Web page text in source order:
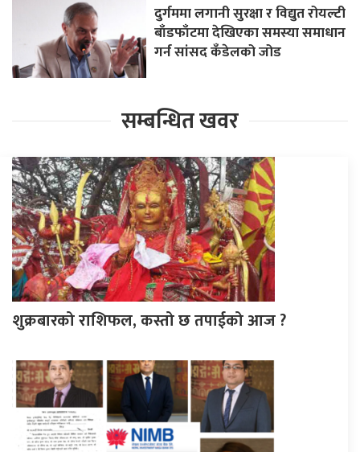
दुर्गममा लगानी सुरक्षा र विद्युत रोयल्टी
बाँडफाँटमा देखिएका समस्या समाधान
गर्न सांसद कँडेलको जोड
सम्बन्धित खवर
शुक्रबारको राशिफल, कस्तो छ तपाईको आज ?